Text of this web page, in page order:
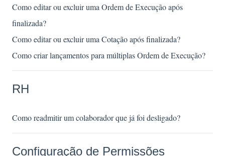
Como editar ou excluir uma Ordem de Execução após
finalizada?
Como editar ou excluir uma Cotação após finalizada?
Como criar lançamentos para múltiplas Ordem de Execução?
RH
Como readmitir um colaborador que já foi desligado?
Configuração de Permissões